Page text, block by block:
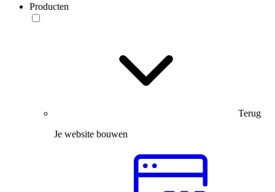
Producten
Terug
Je website bouwen